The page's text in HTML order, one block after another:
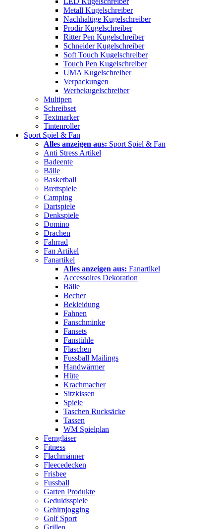
Metall Kugelschreiber
Nachhaltige Kugelschreiber
Prodir Kugelschreiber
Ritter Pen Kugelschreiber
Schneider Kugelschreiber
Soft Touch Kugelschreiber
Touch Pen Kugelschreiber
UMA Kugelschreiber
Verpackungen
Werbekugelschreiber
Multipen
Schreibset
Textmarker
Tintenroller
Sport Spiel & Fan
Alles anzeigen aus: Sport Spiel & Fan
Anti Stress Artikel
Badeente
Bälle
Basketball
Brettspiele
Camping
Dartspiele
Denkspiele
Domino
Drachen
Fahrrad
Fan Artikel
Fanartikel
Alles anzeigen aus: Fanartikel
Accessoires Dekoration
Bälle
Becher
Bekleidung
Fahnen
Fanschminke
Fansets
Fanstühle
Flaschen
Fussball Mailings
Handwärmer
Hüte
Krachmacher
Sitzkissen
Spiele
Taschen Rucksäcke
Tassen
WM Spielplan
Ferngläser
Fitness
Flachmänner
Fleecedecken
Frisbee
Fussball
Garten Produkte
Geduldsspiele
Gehirnjogging
Golf Sport
Grillen